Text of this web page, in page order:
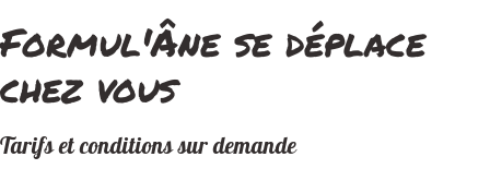
Formul'Âne se déplace
chez vous
Tarifs et conditions sur demande